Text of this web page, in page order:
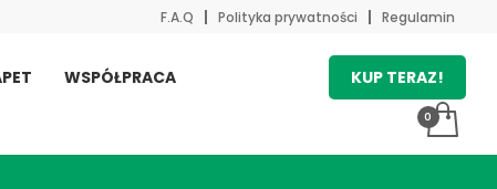
F.A.Q Polityka prywatności Regulamin
WSPÓŁPRACA
KUP TERAZ!